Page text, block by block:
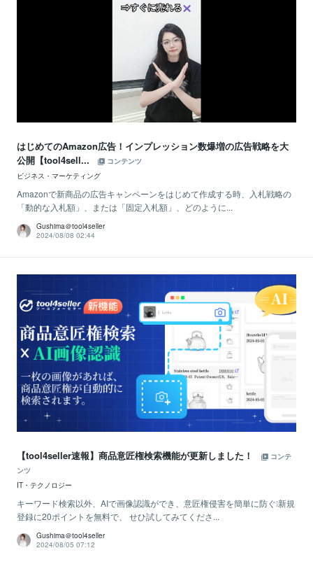
はじめてのAmazon広告！インプレッション数爆増の広告戦略を大
公開【tool4sell...
コンテンツ
ビジネス・マーケティング
Amazonで新商品の広告キャンペーンをはじめて作成する時、入札戦略の
「動的な入札額」、または「固定入札額」、どのように...
Gushima＠tool4seller
2024/08/08 02:44
【tool4seller速報】商品意匠権検索機能が更新しました！
コンテ
ンツ
IT・テクノロジー
キーワード検索以外、AIで画像認識ができ、意匠権侵害を簡単に防ぐ❕新規
登録に20ポイントを無料で、 せひ試してみてくださ...
Gushima＠tool4seller
2024/08/05 07:12